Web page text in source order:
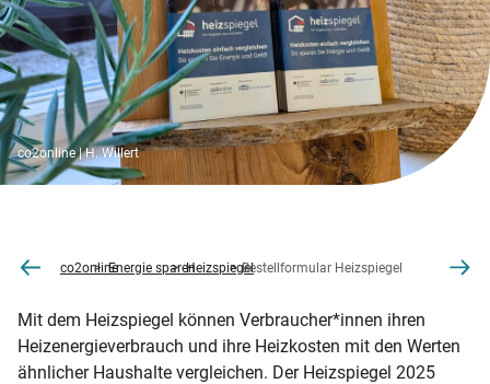
co2online | H. Willert
co2onlineEnergie sparenHeizspiegelBestellformular Heizspiegel
Mit dem Heizspiegel können Verbraucher*innen ihren
Heizenergieverbrauch und ihre Heizkosten mit den Werten
ähnlicher Haushalte vergleichen. Der Heizspiegel 2025